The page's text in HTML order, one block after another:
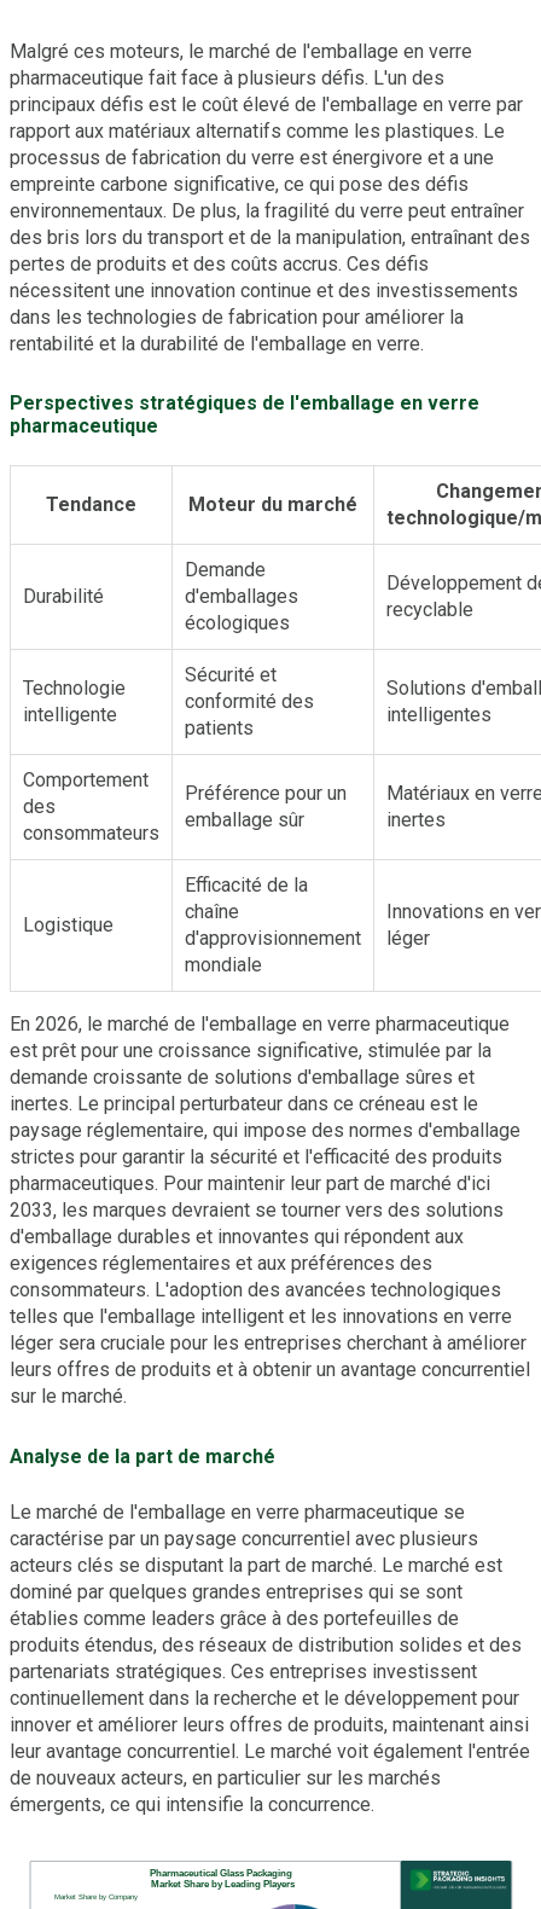
Malgré ces moteurs, le marché de l'emballage en verre
pharmaceutique fait face à plusieurs défis. L'un des
principaux défis est le coût élevé de l'emballage en verre par
rapport aux matériaux alternatifs comme les plastiques. Le
processus de fabrication du verre est énergivore et a une
empreinte carbone significative, ce qui pose des défis
environnementaux. De plus, la fragilité du verre peut entraîner
des bris lors du transport et de la manipulation, entraînant des
pertes de produits et des coûts accrus. Ces défis
nécessitent une innovation continue et des investissements
dans les technologies de fabrication pour améliorer la
rentabilité et la durabilité de l'emballage en verre.
Perspectives stratégiques de l'emballage en verre
pharmaceutique
Tendance Moteur du marché
technologique/
Durabilité
Demande
d'emballages
écologiques
Développement
recyclable
Technologie
intelligente
Sécurité et
conformité des
patients
Solutions
intelligentes
Comportement
des
consommateurs
Préférence pour un
emballage sûr
Matériaux en
inertes
Logistique
Efficacité de la
chaîne
d'approvisionnement
mondiale
Innovations en
léger
En 2026, le marché de l'emballage en verre pharmaceutique
est prêt pour une croissance significative, stimulée par la
demande croissante de solutions d'emballage sûres et
inertes. Le principal perturbateur dans ce créneau est le
paysage réglementaire, qui impose des normes d'emballage
strictes pour garantir la sécurité et l'efficacité des produits
pharmaceutiques. Pour maintenir leur part de marché d'ici
2033, les marques devraient se tourner vers des solutions
d'emballage durables et innovantes qui répondent aux
exigences réglementaires et aux préférences des
consommateurs. L'adoption des avancées technologiques
telles que l'emballage intelligent et les innovations en verre
léger sera cruciale pour les entreprises cherchant à améliorer
leurs offres de produits et à obtenir un avantage concurrentiel
sur le marché.
Analyse de la part de marché
Le marché de l'emballage en verre pharmaceutique se
caractérise par un paysage concurrentiel avec plusieurs
acteurs clés se disputant la part de marché. Le marché est
dominé par quelques grandes entreprises qui se sont
établies comme leaders grâce à des portefeuilles de
produits étendus, des réseaux de distribution solides et des
partenariats stratégiques. Ces entreprises investissent
continuellement dans la recherche et le développement pour
innover et améliorer leurs offres de produits, maintenant ainsi
leur avantage concurrentiel. Le marché voit également l'entrée
de nouveaux acteurs, en particulier sur les marchés
émergents, ce qui intensifie la concurrence.